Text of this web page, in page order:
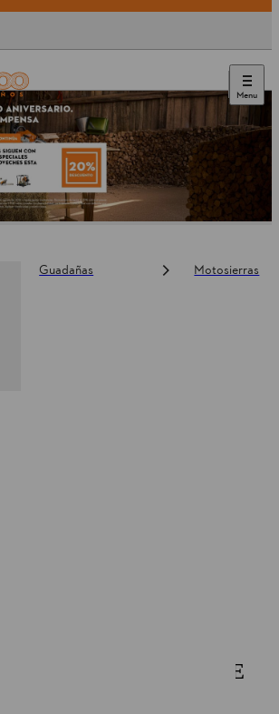
Menu
Guadañas Motosierras
DEL CENTENARIO DE